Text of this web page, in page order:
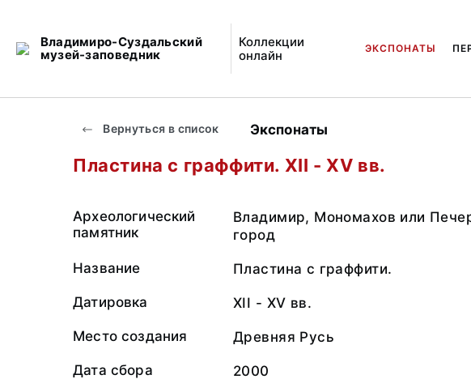
Владимиро-Суздальский
музей-заповедник
Коллекции
онлайн
ЭКСПОНАТЫ
Вернуться в список Экспонаты
Пластина с граффити. XII - XV вв.
Археологический
памятник
Владимир, Мономахов или
город
Название Пластина с граффити.
Датировка XII - XV вв.
Место создания Древняя Русь
Дата сбора 2000